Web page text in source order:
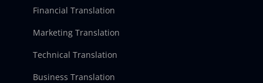
Financial Translation
Marketing Translation
Technical Translation
Business Translation